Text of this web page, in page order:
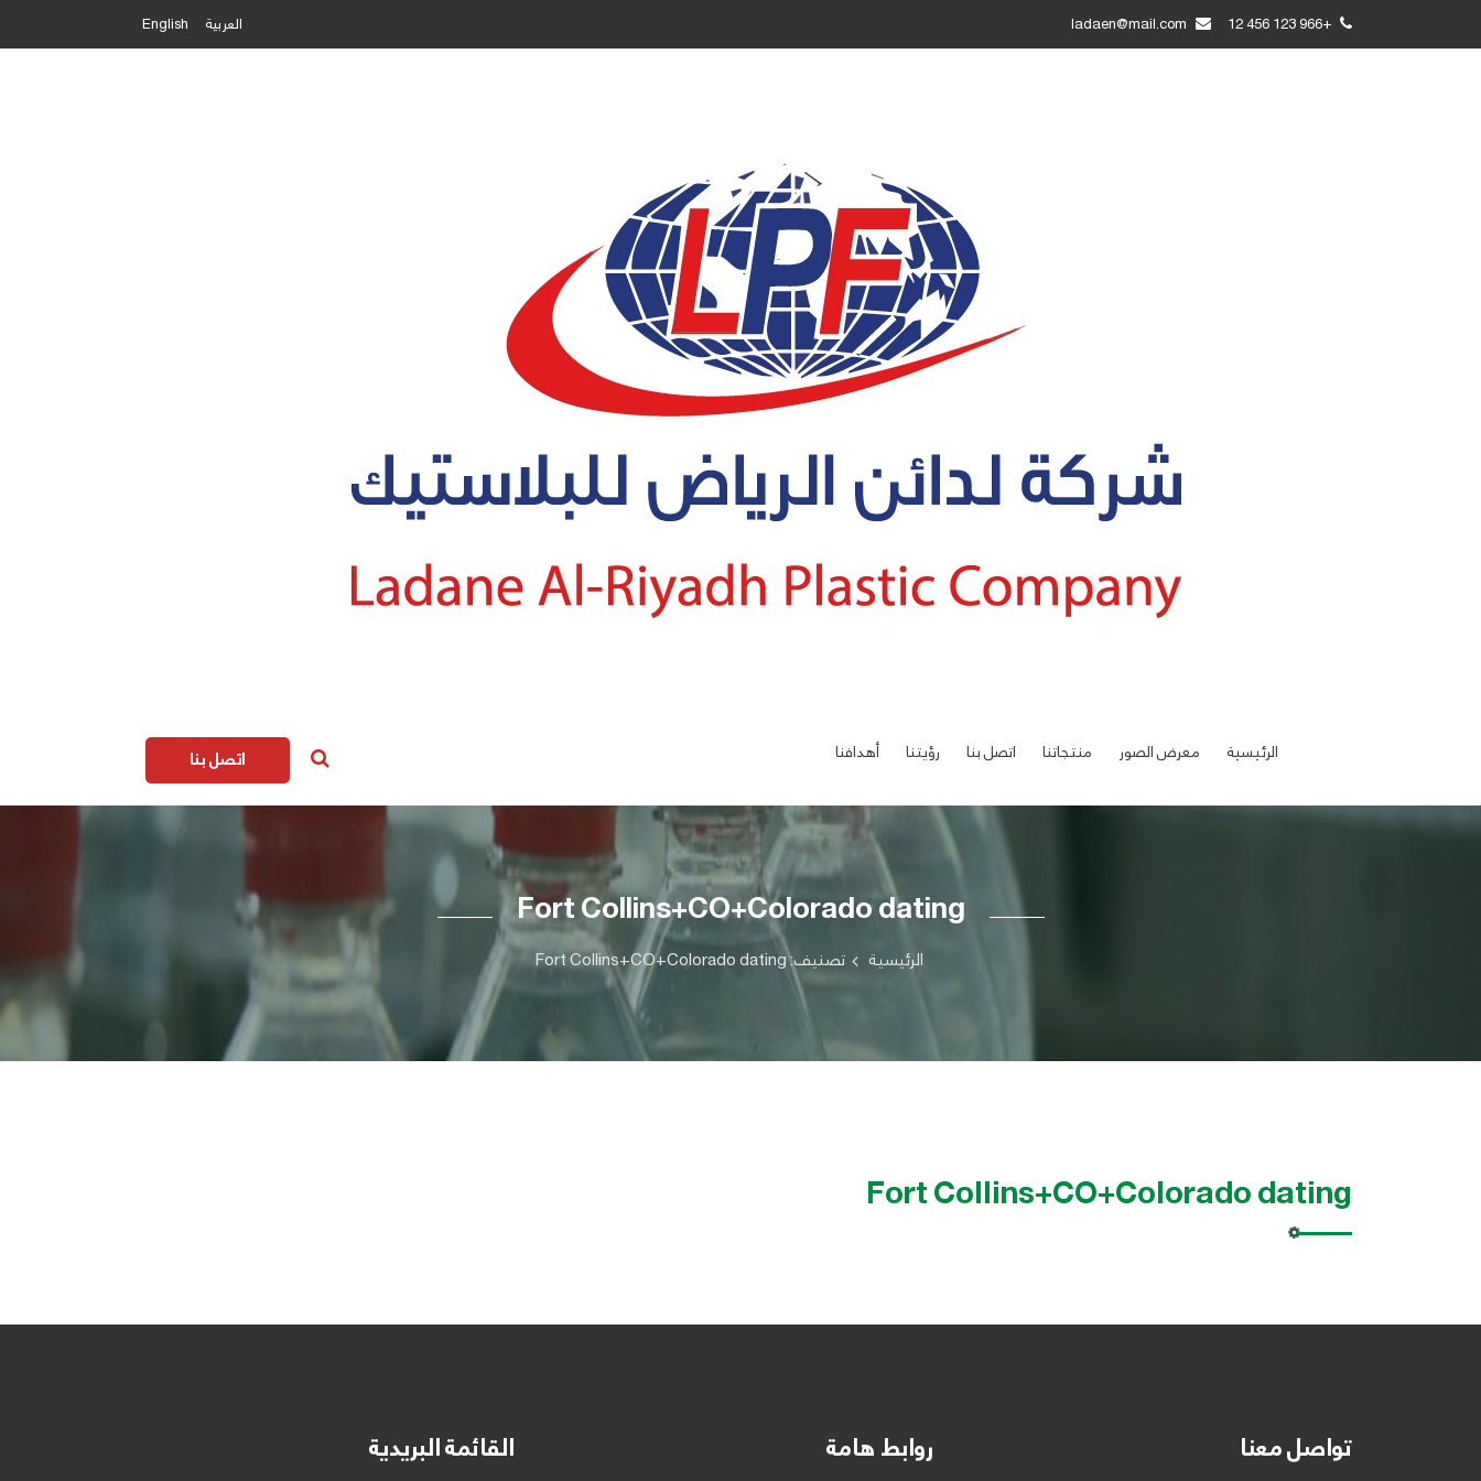
+966 123 456 12 العربية English
الرئيسية معرض الصور منتجاتنا اتصل بنا رؤيتنا أهدافنا اتصل بنا
Fort Collins+CO+Colorado dating
الرئيسية تصنيف: Fort Collins+CO+Colorado dating
Fort Collins+CO+Colorado dating
تواصل معنا روابط هامة القائمة البريدية